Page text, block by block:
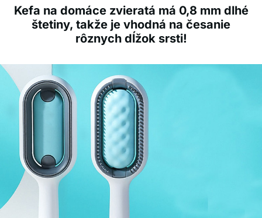
Kefa na domáce zvieratá má 0,8 mm dlhé
štetiny, takže je vhodná na česanie
rôznych dĺžok srsti!